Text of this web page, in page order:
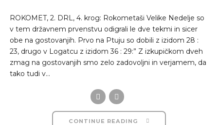
ROKOMET, 2. DRL, 4. krog: Rokometaši Velike Nedelje so
v tem državnem prvenstvu odigrali le dve tekmi in sicer
obe na gostovanjih. Prvo na Ptuju so dobili z izidom 28 :
23, drugo v Logatcu z izidom 36 : 29:” Z izkupičkom dveh
zmag na gostovanjih smo zelo zadovoljni in verjamem, da
tako tudi v...
CONTINUE READING